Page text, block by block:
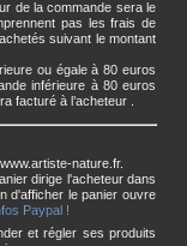
de la commande sera le
pas les frais de
suivant le montant
ou égale à 80 euros
inférieure à 80 euros
facturé à l’acheteur .
nature.fr.
dirige l'acheteur dans
d'afficher le panier ouvre
Paypal !
et régler ses produits